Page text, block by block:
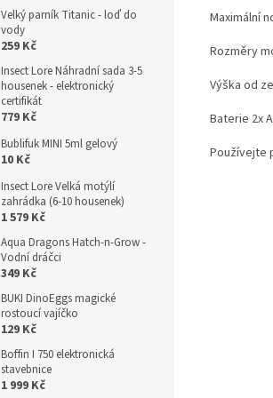
Velký parník Titanic - loď do
vody
259 Kč
Insect Lore Náhradní sada 3-5
housenek - elektronický
certifikát
779 Kč
Bublifuk MINI 5ml gelový
10 Kč
Insect Lore Velká motýlí
zahrádka (6-10 housenek)
1 579 Kč
Aqua Dragons Hatch-n-Grow -
Vodní dráčci
349 Kč
BUKI DinoEggs magické
rostoucí vajíčko
129 Kč
Boffin I 750 elektronická
stavebnice
1 999 Kč
Maximální
Rozměry
Výška od
Baterie 2x
Používejte